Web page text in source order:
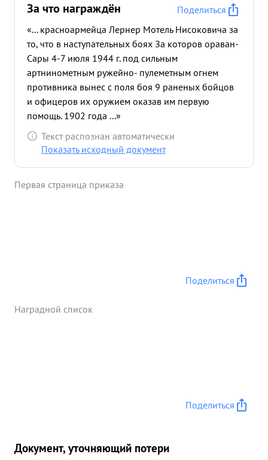
За что награждён
Поделиться
«... красноармейца Лернер Мотель Нисоковича за
то, что в наступательных боях За которов ораван-
Сары 4-7 июля 1944 г. под сильным
артнинометным ружейно- пулеметным огнем
противника вынес с поля боя 9 раненых бойцов
и офицеров их оружием оказав им первую
помощь. 1902 года ...»
Текст распознан автоматически
Показать исходный документ
Первая страница приказа
Поделиться
Наградной список
Поделиться
Документ, уточняющий потери